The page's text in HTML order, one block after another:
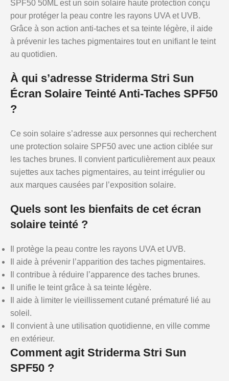
SPF50 50ML est un soin solaire haute protection conçu
pour protéger la peau contre les rayons UVA et UVB.
Grâce à son action anti-taches et sa teinte légère, il aide
à prévenir les taches pigmentaires tout en unifiant le teint
au quotidien.
À qui s’adresse Striderma Stri Sun
Écran Solaire Teinté Anti-Taches SPF50
?
Ce soin solaire s’adresse aux personnes qui recherchent
une protection solaire SPF50 avec une action ciblée sur
les taches brunes. Il convient particulièrement aux peaux
sujettes aux taches pigmentaires, au teint irrégulier ou
aux marques causées par l’exposition solaire.
Quels sont les bienfaits de cet écran
solaire teinté ?
Il protège la peau contre les rayons UVA et UVB.
Il aide à prévenir l’apparition des taches pigmentaires.
Il contribue à réduire l’apparence des taches brunes.
Il unifie le teint grâce à sa teinte légère.
Il aide à limiter le vieillissement cutané prématuré lié au
soleil.
Il convient à une utilisation quotidienne, en ville comme
en extérieur.
Comment agit Striderma Stri Sun
SPF50 ?